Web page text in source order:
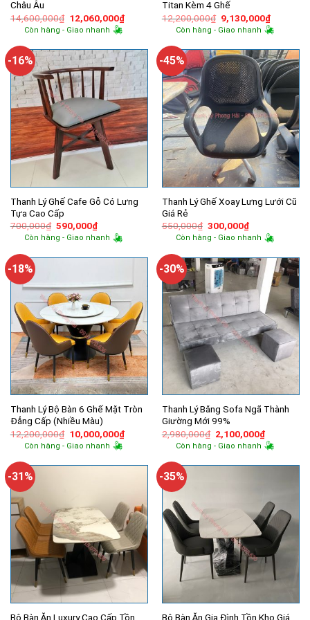
Châu Âu
14,600,000₫ Giá
gốc
là:
12,060,000₫Giá
hiện
12,060,000₫.
Còn hàng - Giao nhanh
Titan Kèm 4 Ghế
12,200,000₫ Giá
gốc
là:
9,130,000₫Giá
hiện
tại
Còn hàng - Giao nhanh
-16%
Thanh Lý Ghế Cafe Gỗ Có Lưng
Tựa Cao Cấp
700,000₫ Giá
gốc
là:
590,000₫Giá
hiện
tại
590,000₫.
Còn hàng - Giao nhanh
-45%
Thanh Lý Ghế Xoay Lưng Lưới Cũ
Giá Rẻ
550,000₫ Giá
gốc
là:
300,000₫Giá
hiện
tại
300,000₫.
Còn hàng - Giao nhanh
-18%
Thanh Lý Bộ Bàn 6 Ghế Mặt Tròn
Đẳng Cấp (Nhiều Màu)
12,200,000₫ Giá
gốc
là:
10,000,000₫Giá
hiện
10,000,000₫.
Còn hàng - Giao nhanh
-30%
Thanh Lý Băng Sofa Ngã Thành
Giường Mới 99%
2,980,000₫ Giá
gốc
là:
2,100,000₫Giá
hiện
tại
Còn hàng - Giao nhanh
-31%
Bộ Bàn Ăn Luxury Cao Cấp Tồn
-35%
Bộ Bàn Ăn Gia Đình Tồn Kho Giá